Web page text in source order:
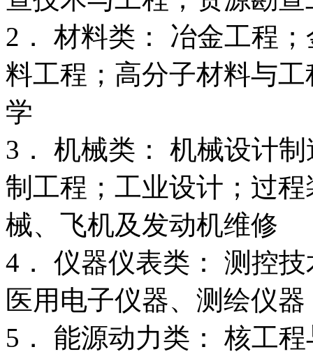
2． 材料类： 冶金工程
料工程；高分子材料与
学
3． 机械类： 机械设计
制工程；工业设计；过
械、飞机及发动机维修
4． 仪器仪表类： 测控
医用电子仪器、测绘仪器
5． 能源动力类： 核工